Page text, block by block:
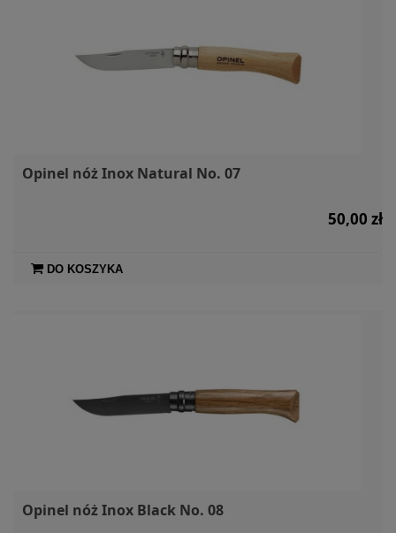
Opinel nóż Inox Natural No. 07
50,00 zł
DO KOSZYKA
Opinel nóż Inox Black No. 08